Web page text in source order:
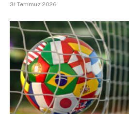
31 Temmuz 2026